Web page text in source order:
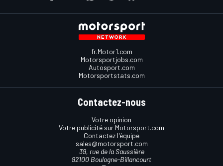
fr.Motor1.com
Motorsportjobs.com
Autosport.com
Motorsportstats.com
Contactez-nous
Votre opinion
Votre publicité sur Motorsport.com
Contactez l'équipe
sales@motorsport.com
39, rue de la Saussière
92100 Boulogne-Billancourt